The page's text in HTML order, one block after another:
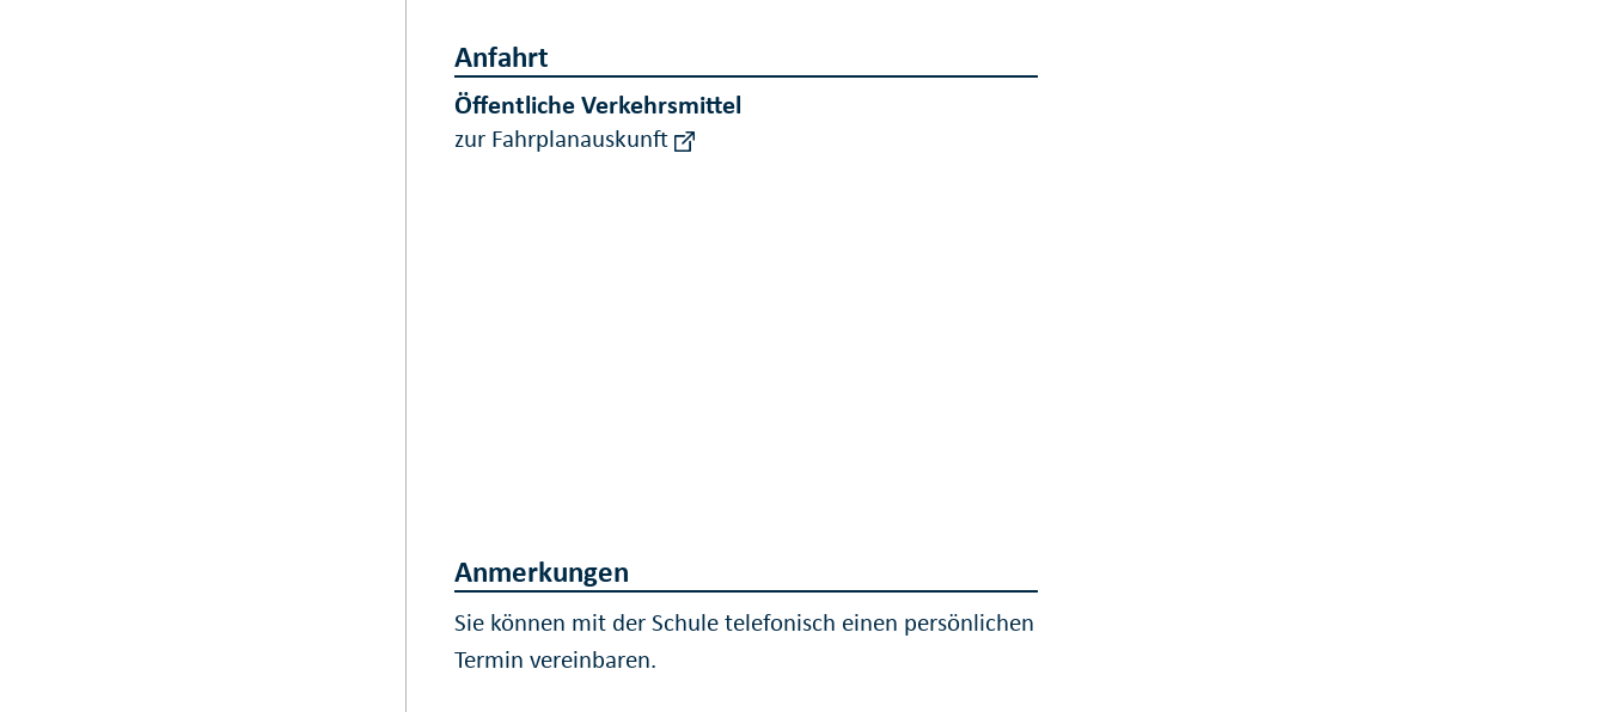
Anfahrt
Öffentliche Verkehrsmittel
zur Fahrplanauskunft
Anmerkungen
Sie können mit der Schule telefonisch einen persönlichen
Termin vereinbaren.